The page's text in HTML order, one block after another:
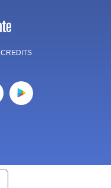
CREDITS